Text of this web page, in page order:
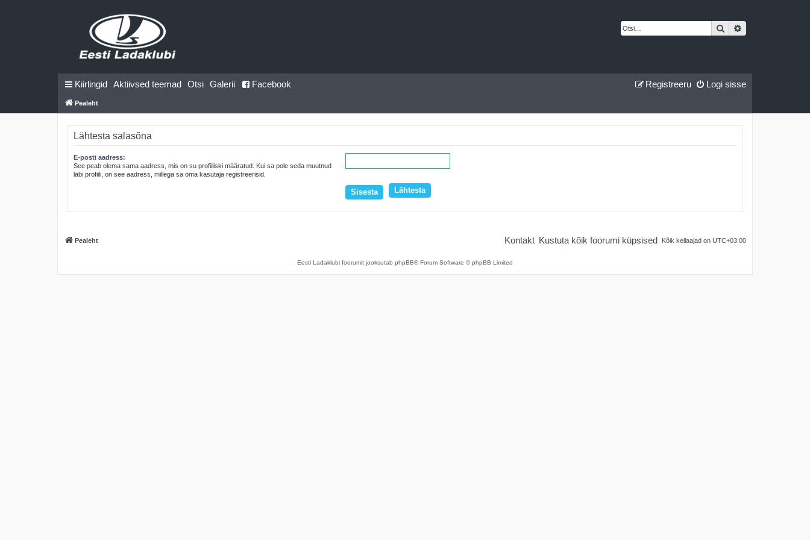
Otsi
Kiirlingid Aktiivsed teemad Otsi Galerii Facebook Logi sisse
Registreeru
Pealeht
Lähtesta salasõna
E-posti aadress:
See peab olema sama aadress, mis on su profiiliski määratud. Kui sa pole seda muutnud
läbi profiili, on see aadress, millega sa oma kasutaja registreerisid.
Pealeht Kõik kellaajad on UTC+03:00
Kustuta kõik foorumi küpsised
Kontakt
Eesti Ladaklubi foorumit jooksutab phpBB® Forum Software © phpBB Limited